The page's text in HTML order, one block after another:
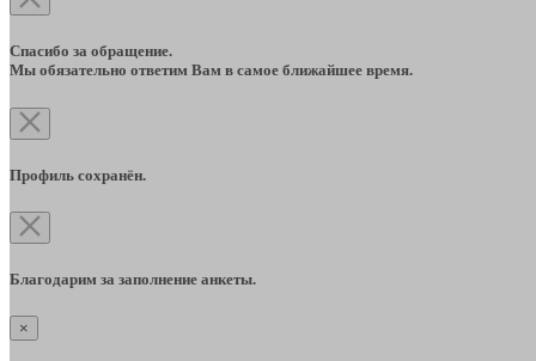
Спасибо за обращение.
Мы обязательно ответим Вам в самое ближайшее время.
Профиль сохранён.
Благодарим за заполнение анкеты.
×